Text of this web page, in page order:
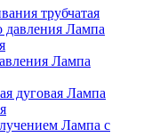
трубчатая
Лампа
Лампа
Лампа
Лампа с